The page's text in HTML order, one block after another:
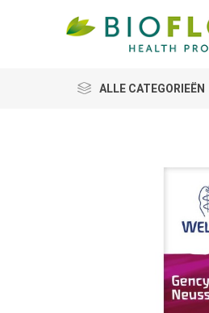
ALLE CATEGORIEËN